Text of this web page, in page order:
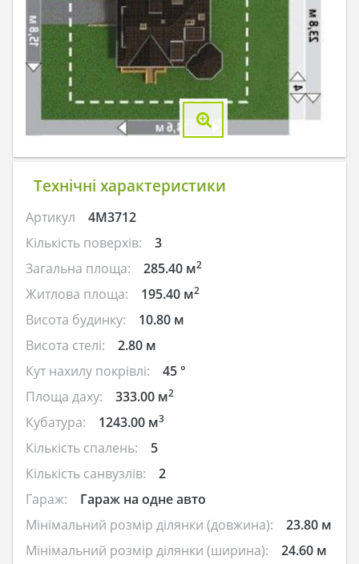
Технічні характеристики
Артикул
4M3712
Кількість поверхів:
3
Загальна площа:
285.40 м2
Житлова площа: 195.40 м2
Висота будинку:
10.80 м
Висота стелі:
2.80 м
Кут нахилу покрівлі:
45 °
Площа даху:
333.00 м2
Кубатура: 1243.00 м3
Кількість спалень:
5
Кількість санвузлів:
2
Гараж:
Гараж на одне авто
Мінімальний розмір ділянки (довжина):
23.80 м
Мінімальний розмір ділянки (ширина):
24.60 м